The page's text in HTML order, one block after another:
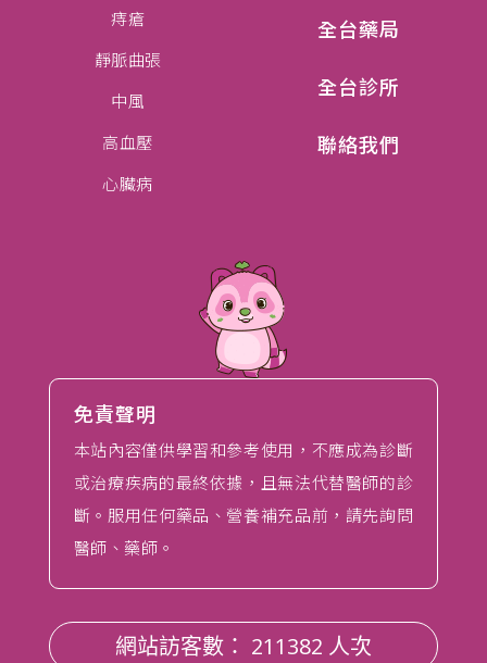
痔瘡
靜脈曲張
中風
高血壓
心臟病
全台藥局
全台診所
聯絡我們
免責聲明
本站內容僅供學習和參考使用，不應成為診斷
或治療疾病的最終依據，且無法代替醫師的診
斷。服用任何藥品、營養補充品前，請先詢問
醫師、藥師。
網站訪客數： 211382 人次